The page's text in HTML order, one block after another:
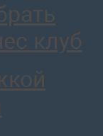
proven quality
клуб